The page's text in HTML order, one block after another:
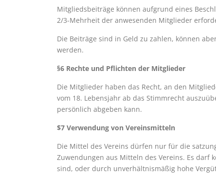
Mitgliedsbeiträge können aufgrund eines
2/3-Mehrheit der anwesenden Mitglieder
Die Beiträge sind in Geld zu zahlen, können
werden.
§6 Rechte und Pflichten der Mitglieder
Die Mitglieder haben das Recht, an den
vom 18. Lebensjahr ab das Stimmrecht
persönlich abgeben kann.
$7 Verwendung von Vereinsmitteln
Die Mittel des Vereins dürfen nur für die
Zuwendungen aus Mitteln des Vereins. Es darf
sind, oder durch unverhältnismäßig hohe